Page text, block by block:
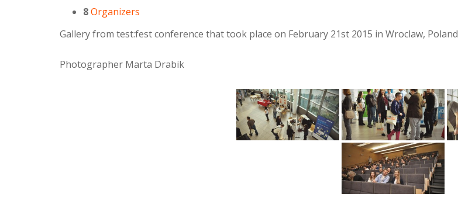
8Organizers
Gallery from test:fest conference that took place on February 21st 2015 in Wroclaw, Poland
Photographer Marta Drabik